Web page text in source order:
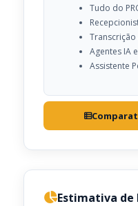
Tudo do
Agentes IA
Assistente
Estimativa